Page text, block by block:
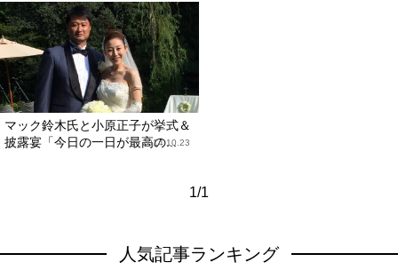
マック鈴木氏と小原正子が挙式＆
披露宴「今日の一日が最高の...
2014.10.23
1/1
人気記事ランキング